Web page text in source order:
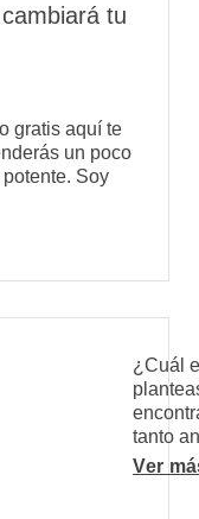
tu
gratis aquí te
un poco
Soy
¿Cuál
tanto
Ver